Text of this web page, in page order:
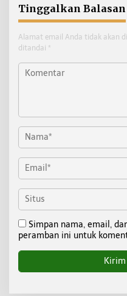
Tinggalkan Balasan
Alamat email Anda tidak akan
ditandai *
Simpan nama, email,
peramban ini untuk